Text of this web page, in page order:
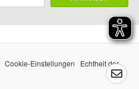
Cookie-Einstellungen
Echtheit der